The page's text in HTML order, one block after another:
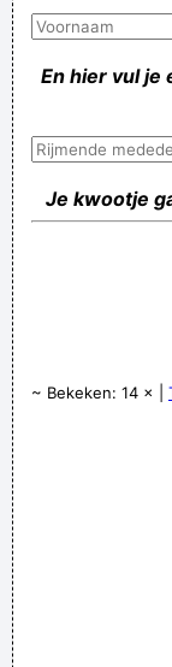
En hier vul je
Je kwootje
~ Bekeken: 14 × |